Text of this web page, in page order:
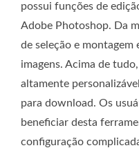
possui funções de
Adobe Photoshop. Da
de seleção e
imagens. Acima de
altamente
para download. Os
beneficiar desta
configuração